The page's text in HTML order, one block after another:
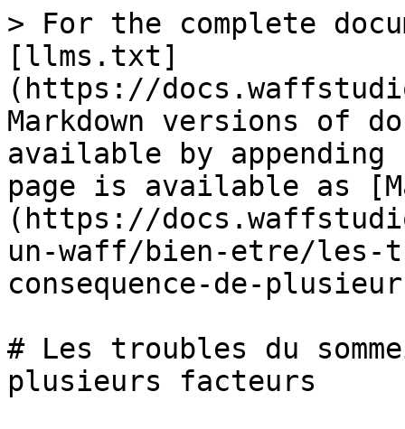
> For the complete
[llms.txt]
(https://
Markdown versions of
available by
page is available as
(https://
un-waff/bien-etre/les-
consequence-de-
# Les troubles du
plusieurs facteurs